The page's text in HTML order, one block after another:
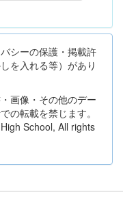
シーの保護・掲載許
を入れる等）があり
画像・その他のデー
の転載を禁じます。
School, All rights